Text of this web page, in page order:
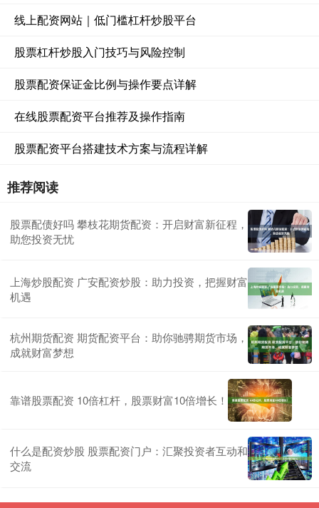
线上配资网站｜低门槛杠杆炒股平台
股票杠杆炒股入门技巧与风险控制
股票配资保证金比例与操作要点详解
在线股票配资平台推荐及操作指南
股票配资平台搭建技术方案与流程详解
推荐阅读
股票配债好吗 攀枝花期货配资：开启财富新征程，
助您投资无忧
上海炒股配资 广安配资炒股：助力投资，把握财富
机遇
杭州期货配资 期货配资平台：助你驰骋期货市场，
成就财富梦想
靠谱股票配资 10倍杠杆，股票财富10倍增长！
什么是配资炒股 股票配资门户：汇聚投资者互动和
交流